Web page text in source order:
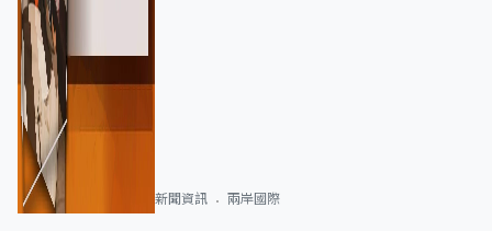
新聞資訊 兩岸國際